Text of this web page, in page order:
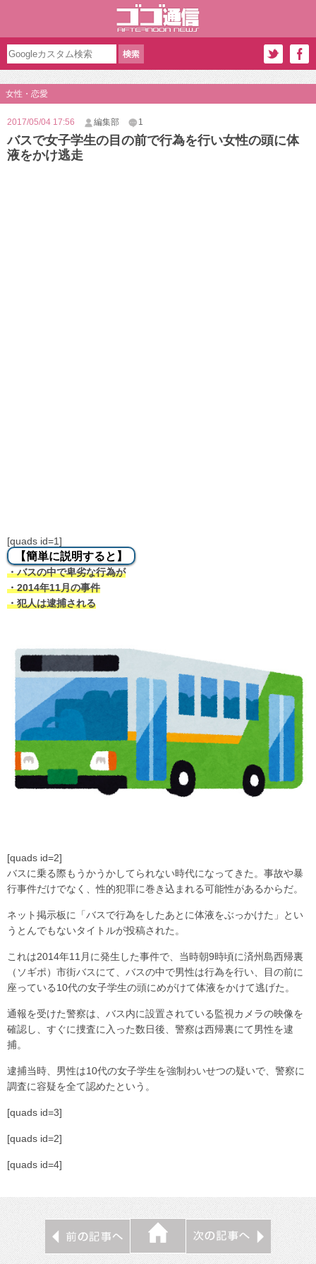
女性・恋愛
2017/05/04 17:56 編集部 1
バスで女子学生の目の前で行為を行い女性の頭に体
液をかけ逃走
[quads id=1]
【簡単に説明すると】
・バスの中で卑劣な行為が
・2014年11月の事件
・犯人は逮捕される
[quads id=2]
バスに乗る際もうかうかしてられない時代になってきた。事故や暴
行事件だけでなく、性的犯罪に巻き込まれる可能性があるからだ。
ネット掲示板に「バスで行為をしたあとに体液をぶっかけた」とい
うとんでもないタイトルが投稿された。
これは2014年11月に発生した事件で、当時朝9時頃に済州島西帰裏
（ソギポ）市街バスにて、バスの中で男性は行為を行い、目の前に
座っている10代の女子学生の頭にめがけて体液をかけて逃げた。
通報を受けた警察は、バス内に設置されている監視カメラの映像を
確認し、すぐに捜査に入った数日後、警察は西帰裏にて男性を逮
捕。
逮捕当時、男性は10代の女子学生を強制わいせつの疑いで、警察に
調査に容疑を全て認めたという。
[quads id=3]
[quads id=2]
[quads id=4]